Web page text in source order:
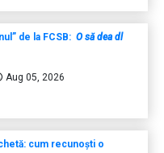
de la FCSB: O să dea dl
Aug 05, 2026
cum recunoști o